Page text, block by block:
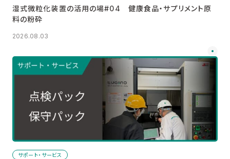
湿式微粒化装置の活用の場#04 健康食品・サプリメント原
料の粉砕
2026.08.03
サポート・サービス